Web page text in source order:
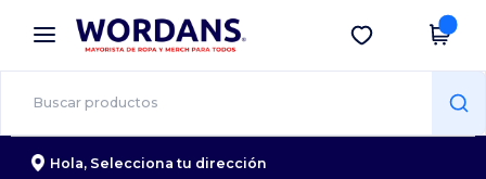
× App de Wordans
¡Mejores precios en app!
Descargar app
Hola, Selecciona tu dirección